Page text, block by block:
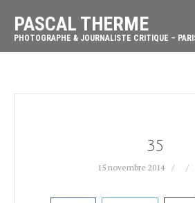
PASCAL THERME
PHOTOGRAPHE & JOURNALISTE CRITIQUE –
35
15 novembre 2014